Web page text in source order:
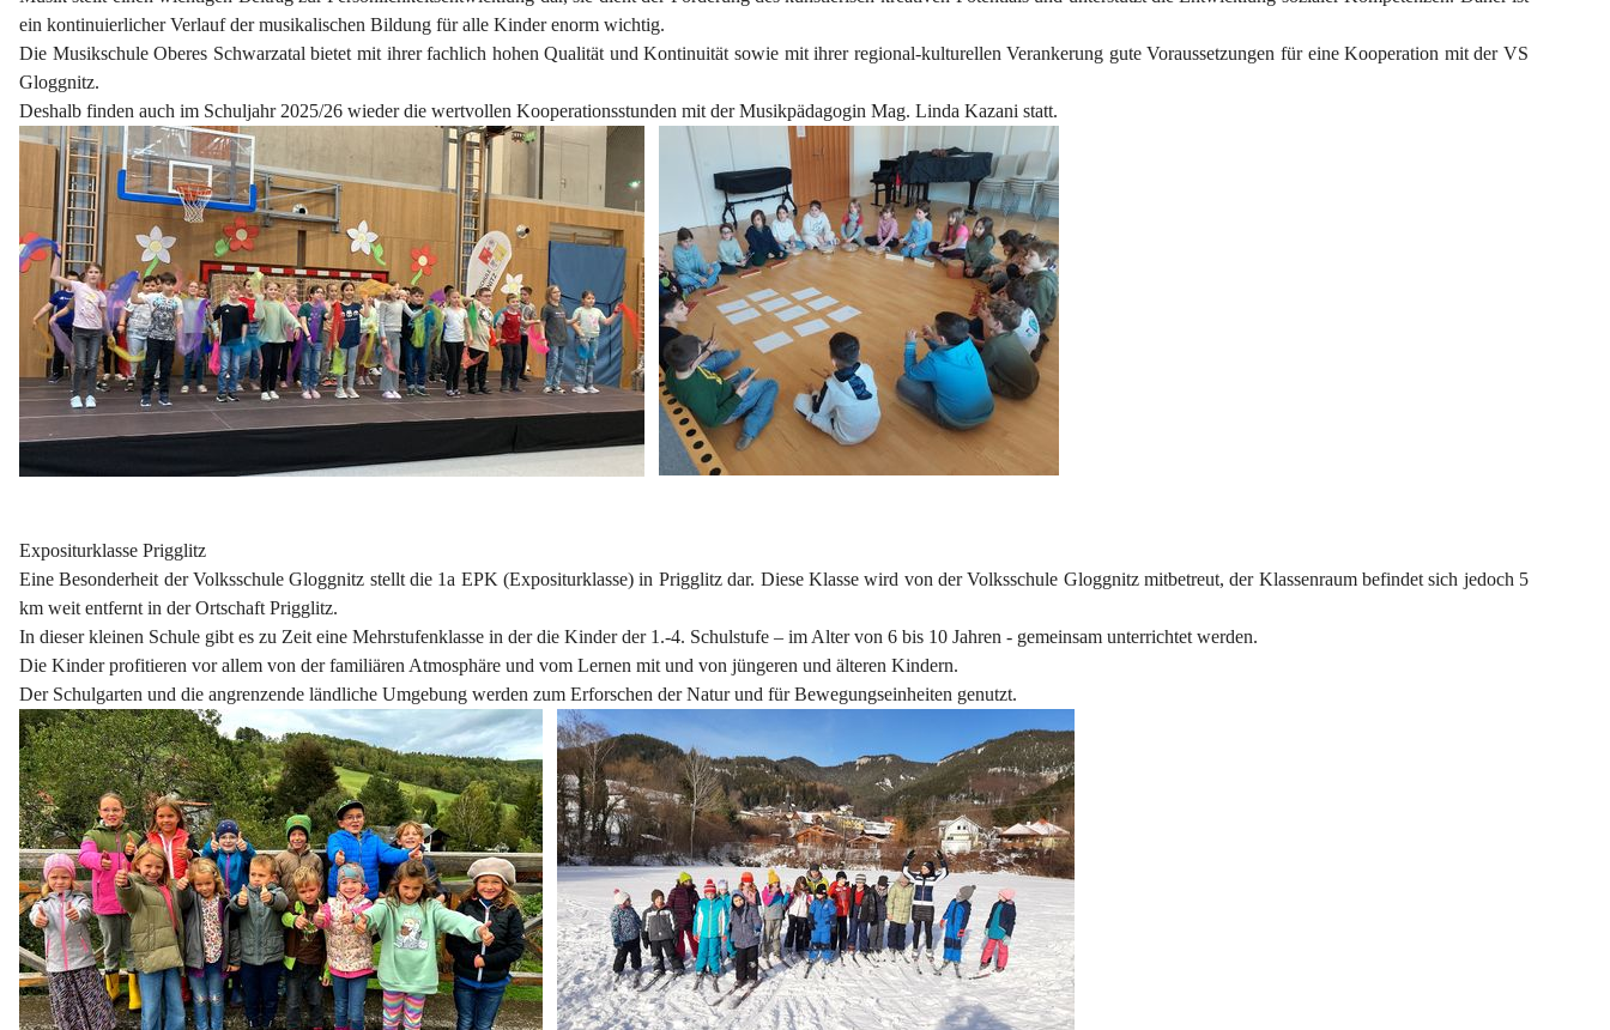
ein kontinuierlicher Verlauf der musikalischen Bildung für alle Kinder enorm wichtig.
Die Musikschule Oberes Schwarzatal bietet mit ihrer fachlich hohen Qualität und Kontinuität sowie mit ihrer regional-kulturellen Verankerung gute Voraussetzungen für eine Kooperation mit der VS
Gloggnitz.
Deshalb finden auch im Schuljahr 2025/26 wieder die wertvollen Kooperationsstunden mit der Musikpädagogin Mag. Linda Kazani statt.
Expositurklasse Prigglitz
Eine Besonderheit der Volksschule Gloggnitz stellt die 1a EPK (Expositurklasse) in Prigglitz dar. Diese Klasse wird von der Volksschule Gloggnitz mitbetreut, der Klassenraum befindet sich jedoch 5
km weit entfernt in der Ortschaft Prigglitz.
In dieser kleinen Schule gibt es zu Zeit eine Mehrstufenklasse in der die Kinder der 1.-4. Schulstufe – im Alter von 6 bis 10 Jahren - gemeinsam unterrichtet werden.
Die Kinder profitieren vor allem von der familiären Atmosphäre und vom Lernen mit und von jüngeren und älteren Kindern.
Der Schulgarten und die angrenzende ländliche Umgebung werden zum Erforschen der Natur und für Bewegungseinheiten genutzt.